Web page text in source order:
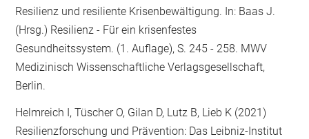
Resilienz und resiliente Krisenbewältigung. In: Baas J.
(Hrsg.) Resilienz - Für ein krisenfestes
Gesundheitssystem. (1. Auflage), S. 245 - 258. MWV
Medizinisch Wissenschaftliche Verlagsgesellschaft,
Berlin.
Helmreich I, Tüscher O, Gilan D, Lutz B, Lieb K (2021)
Resilienzforschung und Prävention: Das Leibniz-Institut